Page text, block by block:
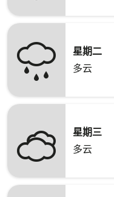
星期二
多云
星期三
多云